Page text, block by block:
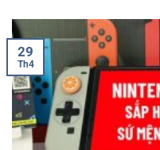
29
Th4